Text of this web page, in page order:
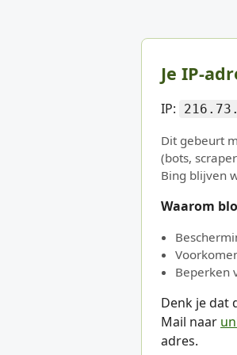
Je IP-
IP:
Dit gebeurt
(bots,
Bing blijven
Waarom
Beperken
Denk je dat
Mail naar
adres.